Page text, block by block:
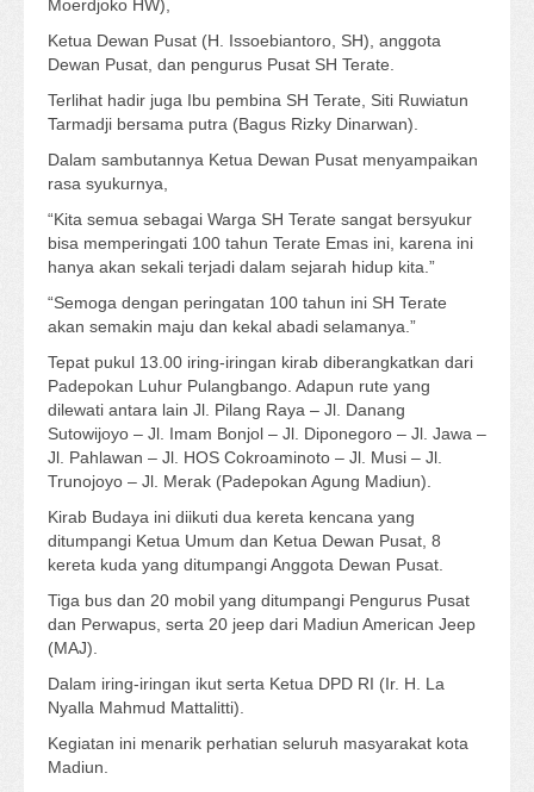
Moerdjoko HW),
Ketua Dewan Pusat (H. Issoebiantoro, SH), anggota
Dewan Pusat, dan pengurus Pusat SH Terate.
Terlihat hadir juga Ibu pembina SH Terate, Siti Ruwiatun
Tarmadji bersama putra (Bagus Rizky Dinarwan).
Dalam sambutannya Ketua Dewan Pusat menyampaikan
rasa syukurnya,
“Kita semua sebagai Warga SH Terate sangat bersyukur
bisa memperingati 100 tahun Terate Emas ini, karena ini
hanya akan sekali terjadi dalam sejarah hidup kita.”
“Semoga dengan peringatan 100 tahun ini SH Terate
akan semakin maju dan kekal abadi selamanya.”
Tepat pukul 13.00 iring-iringan kirab diberangkatkan dari
Padepokan Luhur Pulangbango. Adapun rute yang
dilewati antara lain Jl. Pilang Raya – Jl. Danang
Sutowijoyo – Jl. Imam Bonjol – Jl. Diponegoro – Jl. Jawa –
Jl. Pahlawan – Jl. HOS Cokroaminoto – Jl. Musi – Jl.
Trunojoyo – Jl. Merak (Padepokan Agung Madiun).
Kirab Budaya ini diikuti dua kereta kencana yang
ditumpangi Ketua Umum dan Ketua Dewan Pusat, 8
kereta kuda yang ditumpangi Anggota Dewan Pusat.
Tiga bus dan 20 mobil yang ditumpangi Pengurus Pusat
dan Perwapus, serta 20 jeep dari Madiun American Jeep
(MAJ).
Dalam iring-iringan ikut serta Ketua DPD RI (Ir. H. La
Nyalla Mahmud Mattalitti).
Kegiatan ini menarik perhatian seluruh masyarakat kota
Madiun.